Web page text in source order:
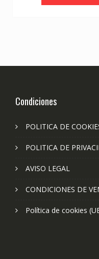
Condiciones
POLITICA DE
POLITICA DE
AVISO LEGAL
CONDICIONES DE
Política de cookies